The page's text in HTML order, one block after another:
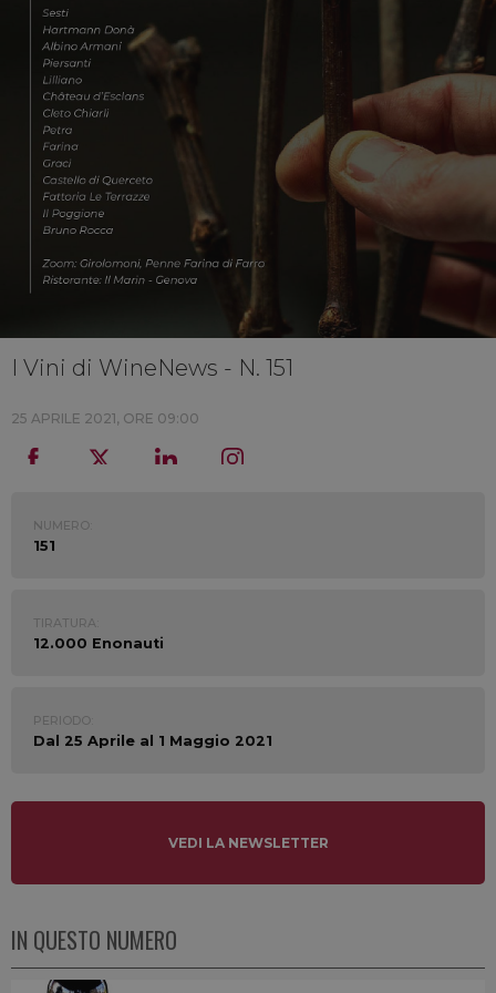
I Vini di WineNews - N. 151
25 APRILE 2021, ORE 09:00
NUMERO:
151
TIRATURA:
12.000 Enonauti
PERIODO:
Dal 25 Aprile al 1 Maggio 2021
VEDI LA NEWSLETTER
IN QUESTO NUMERO